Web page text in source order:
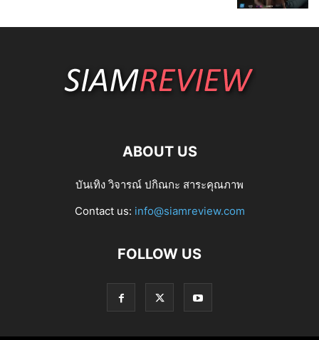
ABOUT US
บันเทิง วิจารณ์ ปกิณกะ สาระคุณภาพ
Contact us: info@siamreview.com
FOLLOW US